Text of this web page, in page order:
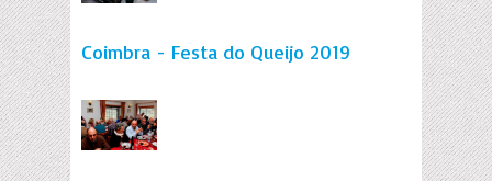
Coimbra - Festa do Queijo 2019